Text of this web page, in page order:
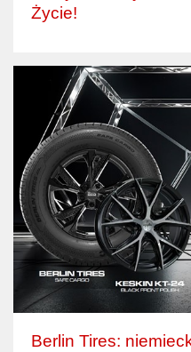
Życie!
Berlin Tires: